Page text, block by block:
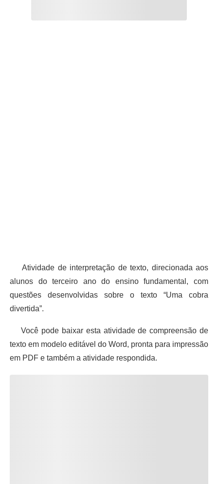
Atividade de interpretação de texto, direcionada aos
alunos do terceiro ano do ensino fundamental, com
questões desenvolvidas sobre o texto “Uma cobra
divertida”.
Você pode baixar esta atividade de compreensão de
texto em modelo editável do Word, pronta para impressão
em PDF e também a atividade respondida.